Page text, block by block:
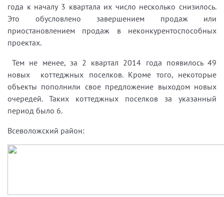
года к началу 3 квартала их число несколько снизилось.
Это обусловлено завершением продаж или
приостановлением продаж в неконкурентоспособных
проектах.
Тем не менее, за 2 квартал 2014 года появилось 49
новых коттеджных поселков. Кроме того, некоторые
объекты пополнили свое предложение выходом новых
очередей. Таких коттеджных поселков за указанный
период было 6.
Всеволожский район: